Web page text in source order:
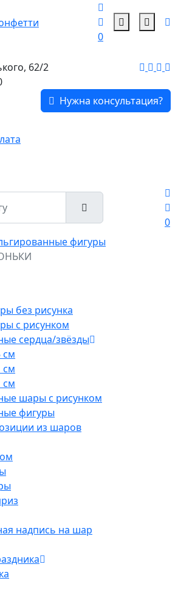
0
62/2
Нужна консультация?
0
фигуры
без рисунка
с рисунком
сердца/звёзды
см
см
см
шары с рисунком
фигуры
из шаров
надпись на шар